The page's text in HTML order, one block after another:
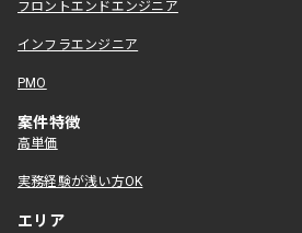
フロントエンドエンジニア
インフラエンジニア
PMO
案件特徴
高単価
実務経験が浅い方OK
エリア